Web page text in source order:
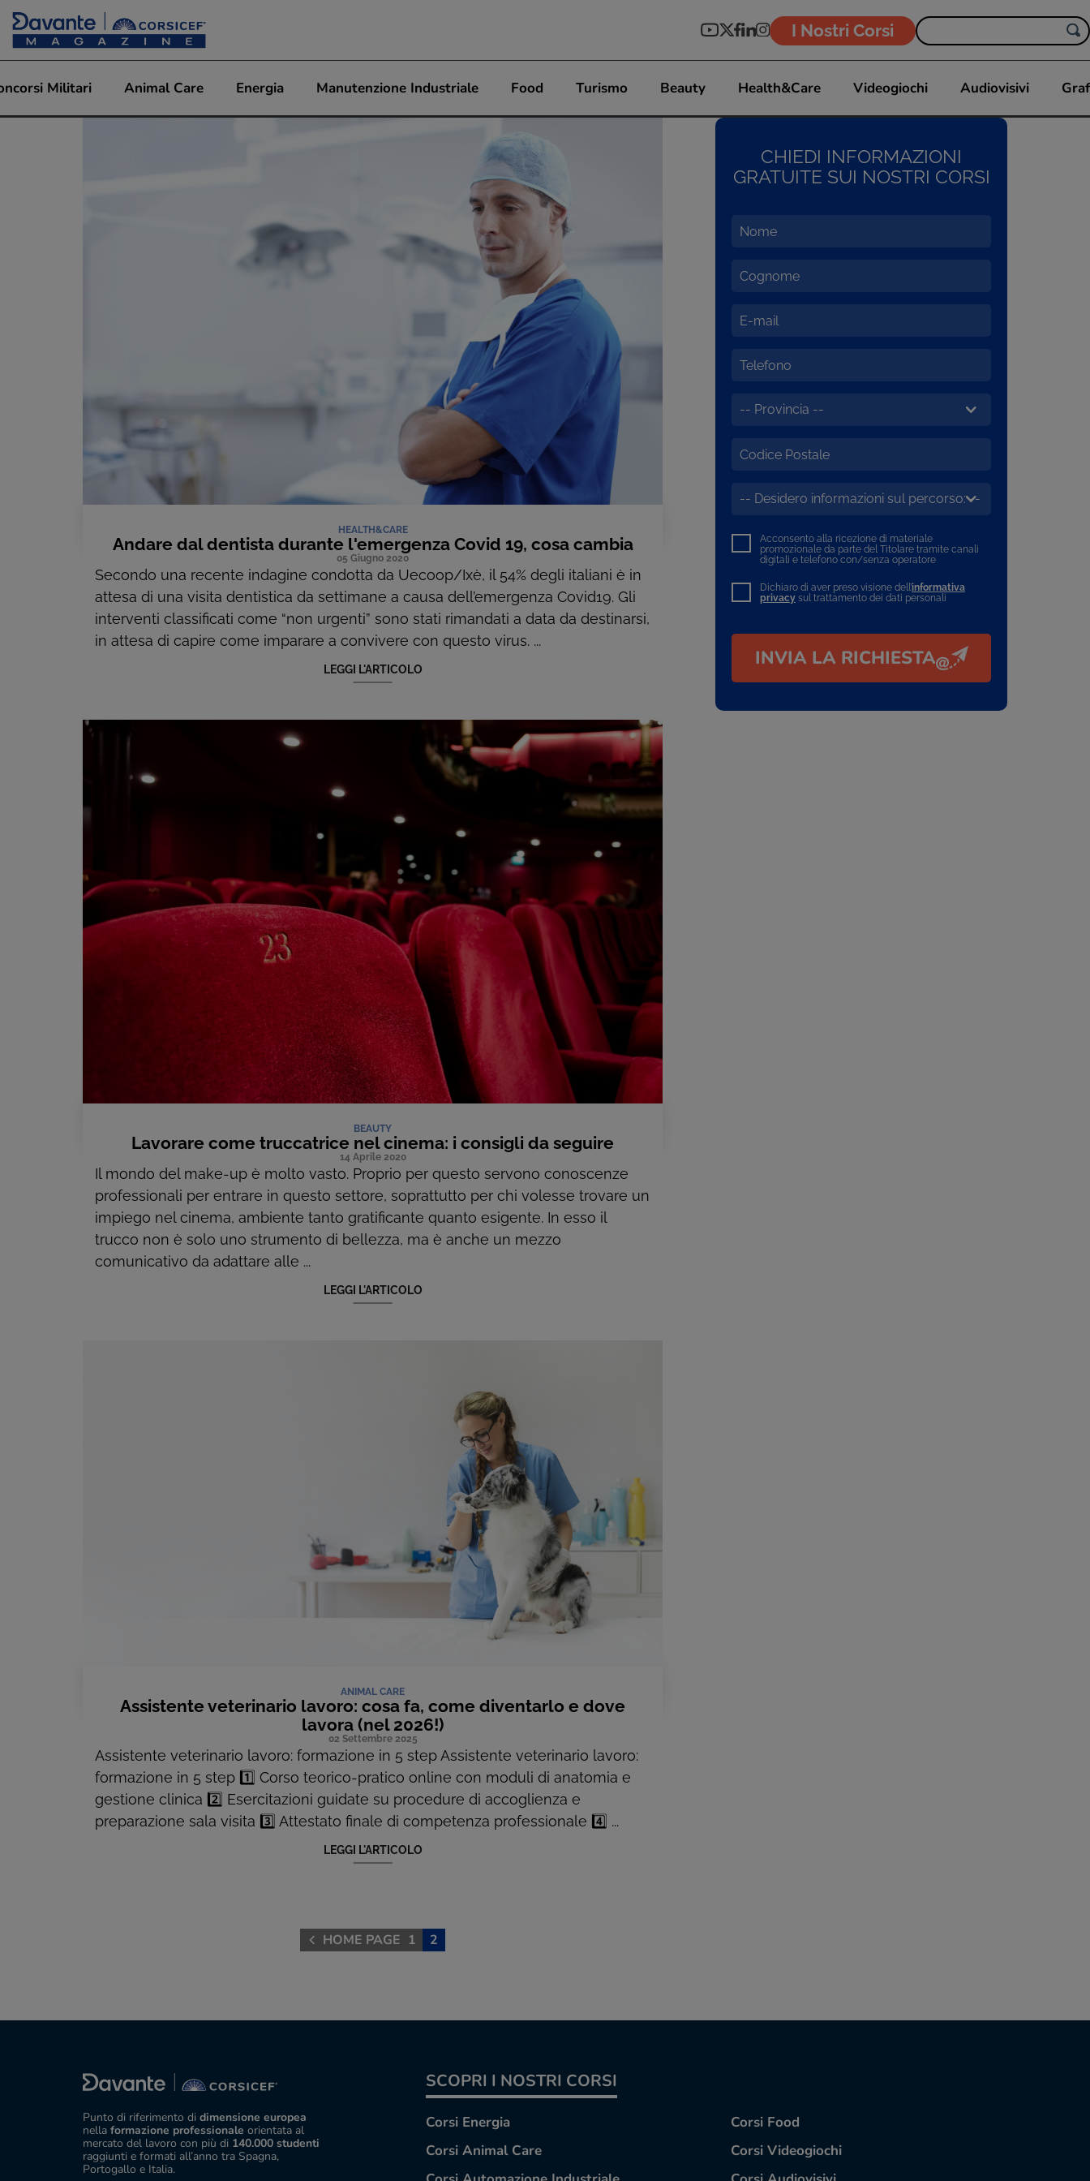
I Nostri Corsi
Militari Animal Care Energia Manutenzione Industriale Food Turismo Beauty Health&Care Videogiochi Audiovisivi
HEALTH&CARE
Andare dal dentista durante l'emergenza Covid 19, cosa cambia
05 Giugno 2020
Secondo una recente indagine condotta da Uecoop/Ixè, il 54% degli italiani è in
attesa di una visita dentistica da settimane a causa dell’emergenza Covid19. Gli
interventi classificati come “non urgenti” sono stati rimandati a data da destinarsi,
in attesa di capire come imparare a convivere con questo virus. ...
LEGGI L'ARTICOLO
BEAUTY
Lavorare come truccatrice nel cinema: i consigli da seguire
14 Aprile 2020
Il mondo del make-up è molto vasto. Proprio per questo servono conoscenze
professionali per entrare in questo settore, soprattutto per chi volesse trovare un
impiego nel cinema, ambiente tanto gratificante quanto esigente. In esso il
trucco non è solo uno strumento di bellezza, ma è anche un mezzo
comunicativo da adattare alle ...
LEGGI L'ARTICOLO
ANIMAL CARE
Assistente veterinario lavoro: cosa fa, come diventarlo e dove
lavora (nel 2026!)
02 Settembre 2025
Assistente veterinario lavoro: formazione in 5 step Assistente veterinario lavoro:
formazione in 5 step 1️⃣ Corso teorico-pratico online con moduli di anatomia e
gestione clinica 2️⃣ Esercitazioni guidate su procedure di accoglienza e
preparazione sala visita 3️⃣ Attestato finale di competenza professionale 4️⃣ ...
LEGGI L'ARTICOLO
HOME PAGE 1 2
CHIEDI INFORMAZIONI
GRATUITE SUI NOSTRI CORSI
Acconsento alla ricezione di materiale
promozionale da parte del Titolare tramite canali
digitali e telefono con/senza operatore
Dichiaro di aver preso visione dell’informativa
privacy sul trattamento dei dati personali
INVIA LA RICHIESTA
Punto di riferimento di dimensione europea
nella formazione professionale orientata al
mercato del lavoro con più di 140.000 studenti
raggiunti e formati all’anno tra Spagna,
Portogallo e Italia.
SCOPRI I NOSTRI CORSI
Corsi Energia
Corsi Animal Care
Corsi Food
Corsi Videogiochi